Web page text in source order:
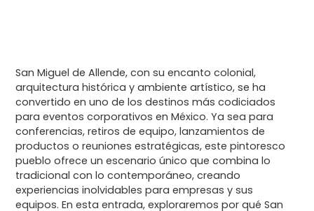
San Miguel de Allende, con su encanto colonial,
arquitectura histórica y ambiente artístico, se ha
convertido en uno de los destinos más codiciados
para eventos corporativos en México. Ya sea para
conferencias, retiros de equipo, lanzamientos de
productos o reuniones estratégicas, este pintoresco
pueblo ofrece un escenario único que combina lo
tradicional con lo contemporáneo, creando
experiencias inolvidables para empresas y sus
equipos. En esta entrada, exploraremos por qué San